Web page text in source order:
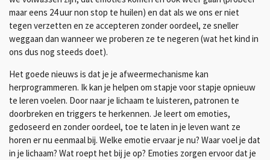
maar eens 24 uur non stop te huilen) en dat als we ons er niet
tegen verzetten en ze accepteren zonder oordeel, ze sneller
weggaan dan wanneer we proberen ze te negeren (wat het kind in
ons dus nog steeds doet).
Het goede nieuws is dat je je afweermechanisme kan
herprogrammeren. Ik kan je helpen om stapje voor stapje opnieuw
te leren voelen. Door naar je lichaam te luisteren, patronen te
doorbreken en triggers te herkennen. Je leert om emoties,
gedoseerd en zonder oordeel, toe te laten in je leven want ze
horen er nu eenmaal bij. Welke emotie ervaar je nu? Waar voel je dat
in je lichaam? Wat roept het bij je op? Emoties zorgen ervoor dat je